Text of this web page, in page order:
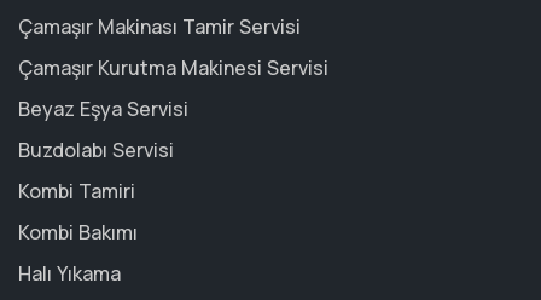
Çamaşır Makinası Tamir Servisi
Çamaşır Kurutma Makinesi Servisi
Beyaz Eşya Servisi
Buzdolabı Servisi
Kombi Tamiri
Kombi Bakımı
Halı Yıkama